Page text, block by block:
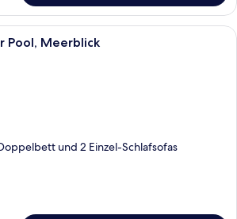
Ein großzügiges Wohnzimmer mit
Pool, Meerblick
und 2 Einzel-Schlafsofas